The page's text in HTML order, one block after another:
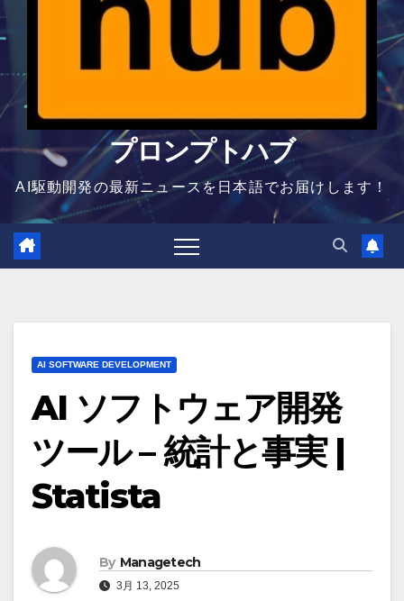
プロンプトハブ
AI駆動開発の最新ニュースを日本語でお届けします！
AI SOFTWARE DEVELOPMENT
AI ソフトウェア開発
ツール – 統計と事実 |
Statista
By Managetech
3月 13, 2025